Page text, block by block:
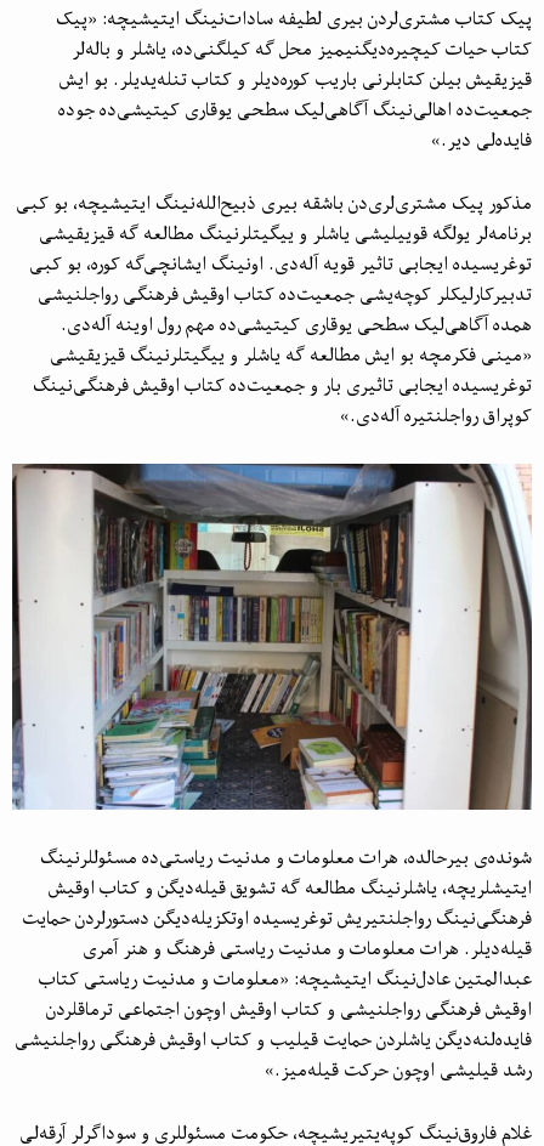
پیک کتاب مشتری‌لردن بیری لطیفه سادات‌نینگ ایتیشیچه: «پیک
کتاب حیات کیچیره‌دیگنیمیز محل گه کیلگنی‌ده، یاشلر و باله‌لر
قیزیقیش بیلن کتابلرنی باریب کوره‌دیلر و کتاب تنله‌یدیلر. بو ایش
جمعیت‌ده اهالی‌نینگ آگاهی‌لیک سطحی یوقاری کیتیشی‌ده جوده
فایده‌لی دیر.»
مذکور پیک مشتری‌لری‌دن باشقه بیری ذبیح‌الله‌نینگ ایتیشیچه، بو کبی
برنامه‌لر یولگه قوییلیشی یاشلر و ییگیتلرنینگ مطالعه گه قیزیقیشی
توغریسیده ایجابی تاثیر قویه آله‌دی. اونینگ ایشانچی‌گه کوره، بو کبی
تدبیرکارلیکلر کوچه‌یشی جمعیت‌ده کتاب اوقیش فرهنگی رواجلنیشی
همده آگاهی‌لیک سطحی یوقاری کیتیشی‌ده مهم رول اوینه آله‌دی.
«مینی فکرمچه بو ایش مطالعه گه یاشلر و ییگیتلرنینگ قیزیقیشی
توغریسیده ایجابی تاثیری بار و جمعیت‌ده کتاب اوقیش فرهنگی‌نینگ
کوپراق رواجلنتیره آله‌دی.»
شونده‌ی بیرحالده، هرات معلومات و مدنیت ریاستی‌ده مسئوللرنینگ
ایتیشلریچه، یاشلرنینگ مطالعه گه تشویق قیله‌دیگن و کتاب اوقیش
فرهنگی‌نینگ رواجلنتیریش توغریسیده‌ اوتکزیله‌دیگن دستورلردن حمایت
قیله‌دیلر. هرات معلومات و مدنیت ریاستی فرهنگ و هنر آمری
عبدالمتین عادل‌نینگ ایتیشیچه: «معلومات و مدنیت ریاستی کتاب
اوقیش فرهنگی رواجلنیشی و کتاب اوقیش اوچون اجتماعی ترماقلردن
فایده‌لنه‌دیگن یاشلردن حمایت قیلیب و کتاب اوقیش فرهنگی رواجلنیشی
رشد قیلیشی اوچون حرکت قیله‌میز.»
غلام فاروق‌نینگ کوپه‌یتیریشیچه، حکومت مسئوللری و سوداگرلر آرقه‌لی